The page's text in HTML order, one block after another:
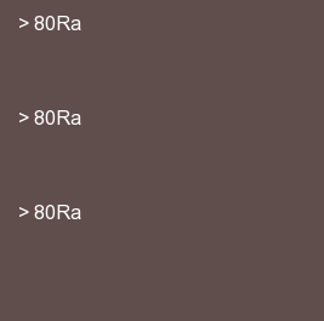
> 80Ra
> 80Ra
> 80Ra